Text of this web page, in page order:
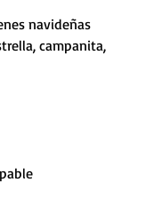
navideñas
campanita,